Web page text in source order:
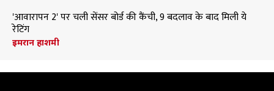
'आवारापन 2' पर चली सेंसर बोर्ड की कैंची, 9 बदलाव के बाद मिली ये
रेटिंग
इमरान हाशमी